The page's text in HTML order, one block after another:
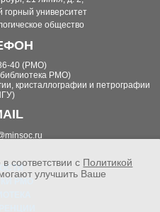
горный университет
общество
40 (РМО)
РМО)
кристаллографии и петрографии
РМО
соответствии с Политикой
улучшить Ваше